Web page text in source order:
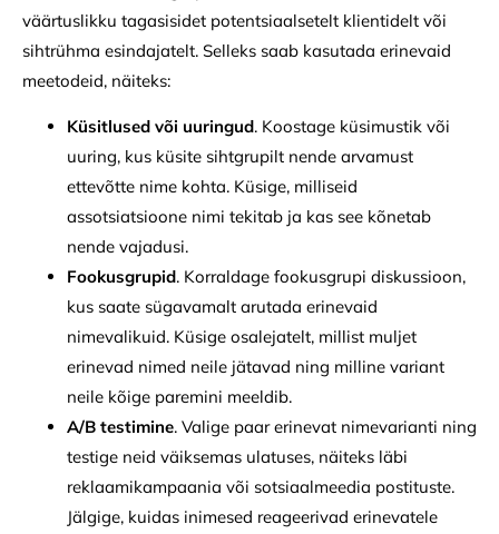
väärtuslikku tagasisidet potentsiaalsetelt klientidelt või
sihtrühma esindajatelt. Selleks saab kasutada erinevaid
meetodeid, näiteks:
Küsitlused või uuringud. Koostage küsimustik või
uuring, kus küsite sihtgrupilt nende arvamust
ettevõtte nime kohta. Küsige, milliseid
assotsiatsioone nimi tekitab ja kas see kõnetab
nende vajadusi.
Fookusgrupid. Korraldage fookusgrupi diskussioon,
kus saate sügavamalt arutada erinevaid
nimevalikuid. Küsige osalejatelt, millist muljet
erinevad nimed neile jätavad ning milline variant
neile kõige paremini meeldib.
A/B testimine. Valige paar erinevat nimevarianti ning
testige neid väiksemas ulatuses, näiteks läbi
reklaamikampaania või sotsiaalmeedia postituste.
Jälgige, kuidas inimesed reageerivad erinevatele